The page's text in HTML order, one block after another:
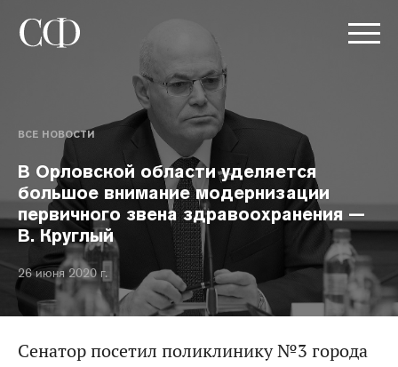
ВСЕ НОВОСТИ
В Орловской области уделяется
большое внимание модернизации
первичного звена здравоохранения —
В. Круглый
26 июня 2020 г.
Сенатор посетил поликлинику №3 города